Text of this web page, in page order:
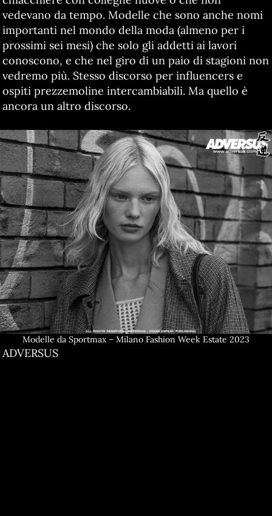
vedevano da tempo. Modelle che sono anche nomi
importanti nel mondo della moda (almeno per i
prossimi sei mesi) che solo gli addetti ai lavori
conoscono, e che nel giro di un paio di stagioni non
vedremo più. Stesso discorso per influencers e
ospiti prezzemoline intercambiabili. Ma quello è
ancora un altro discorso.
Modelle da Sportmax – Milano Fashion Week Estate 2023
ADVERSUS